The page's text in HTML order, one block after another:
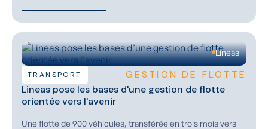
Lineas
TRANSPORT
GESTION DE FLOTTE
Lineas pose les bases d'une gestion de flotte
orientée vers l'avenir
Une flotte de 900 véhicules, transférée en trois mois vers